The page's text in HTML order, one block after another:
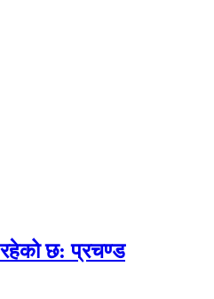
रहेको छ: प्रचण्ड